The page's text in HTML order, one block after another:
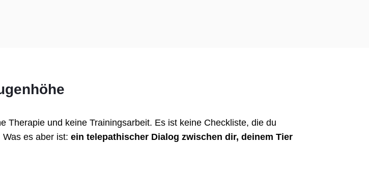
Therapie und keine Trainingsarbeit. Es ist keine Checkliste, die du
es aber ist: ein telepathischer Dialog zwischen dir, deinem Tier